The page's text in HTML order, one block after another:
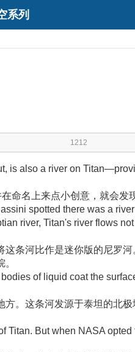
系列
1212
is also a river on
命名上来点小创意，就会发
spotted there was a
river, Titan's river flows
这条河比作是迷你版的尼罗河
。
of liquid coat the
方。这条河发源于泰坦的北
But when NASA